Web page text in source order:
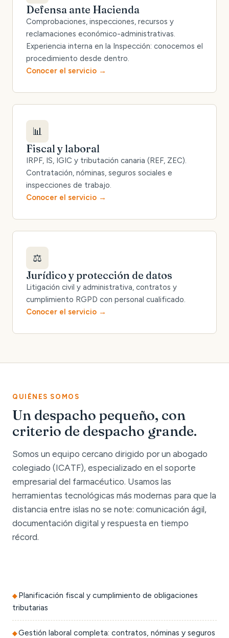
Defensa ante Hacienda
Comprobaciones, inspecciones, recursos y
reclamaciones económico-administrativas.
Experiencia interna en la Inspección: conocemos el
procedimiento desde dentro.
Conocer el servicio
📊
Fiscal y laboral
IRPF, IS, IGIC y tributación canaria (REF, ZEC).
Contratación, nóminas, seguros sociales e
inspecciones de trabajo.
Conocer el servicio
⚖️
Jurídico y protección de datos
Litigación civil y administrativa, contratos y
cumplimiento RGPD con personal cualificado.
Conocer el servicio
QUIÉNES SOMOS
Un despacho pequeño, con
criterio de despacho grande.
Somos un equipo cercano dirigido por un abogado
colegiado (ICATF), especializado en el soporte
empresarial del farmacéutico. Usamos las
herramientas tecnológicas más modernas para que la
distancia entre islas no se note: comunicación ágil,
documentación digital y respuesta en tiempo
récord.
Planificación fiscal y cumplimiento de obligaciones
tributarias
Gestión laboral completa: contratos, nóminas y seguros